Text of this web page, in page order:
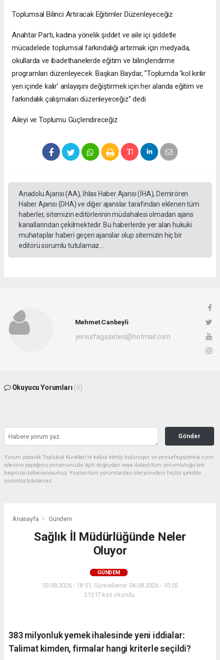
Toplumsal Bilinci Artıracak Eğitimler Düzenleyeceğiz
Anahtar Parti, kadına yönelik şiddet ve aile içi şiddetle
mücadelede toplumsal farkındalığı artırmak için medyada,
okullarda ve ibadethanelerde eğitim ve bilinçlendirme
programları düzenleyecek. Başkan Baydar, "Toplumda ‘kol kırılır
yen içinde kalır’ anlayışını değiştirmek için her alanda eğitim ve
farkındalık çalışmaları düzenleyeceğiz" dedi.
Aileyi ve Toplumu Güçlendireceğiz
Anadolu Ajansı (AA), İhlas Haber Ajansı (İHA), Demirören
Haber Ajansı (DHA) ve diğer ajanslar tarafından eklenen tüm
haberler, sitemizin editörlerinin müdahalesi olmadan ajans
kanallarından çekilmektedir. Bu haberlerde yer alan hukuki
muhataplar haberi geçen ajanslar olup sitemizin hiç bir
editörü sorumlu tutulamaz...
Mehmet Canbeyli
yeniurfagazetesi@hotmail.com
Okuyucu Yorumları (0)
Gönder
Yorum yazarak Topluluk Kuralları’nı kabul etmiş bulunuyor ve yeniurfagazetesi.com
sitesine yaptığınız yorumunuzla ilgili doğrudan veya dolaylı tüm sorumluluğu tek
başınıza üstleniyorsunuz. Yazılan tüm yorumlardan site yönetimi hiçbir şekilde
sorumlu tutulamaz.
Anasayfa Gündem
Sağlık İl Müdürlüğünde Neler
Oluyor
GÜNDEM
03.08.2026 - 18:51, Güncelleme: 04.08.2026 - 10:55
21217 kez okundu.
383 milyonluk yemek ihalesinde yeni iddialar:
Talimat kimden, firmalar hangi kriterle seçildi?